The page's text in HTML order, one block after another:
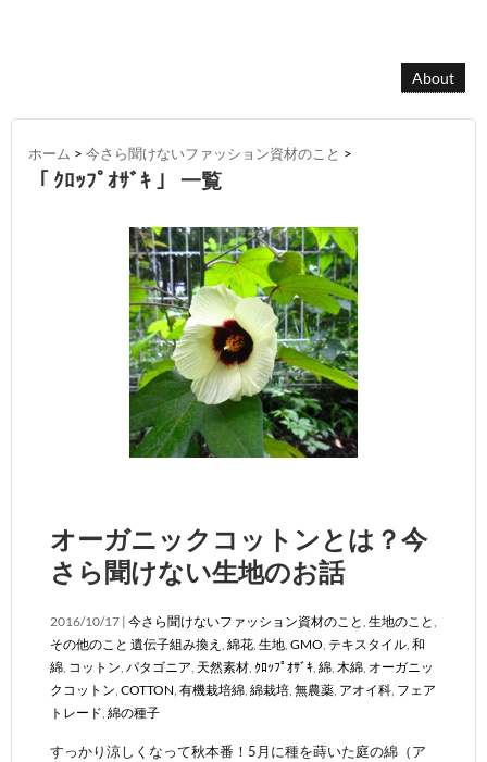
About
ホーム > 今さら聞けないファッション資材のこと >
「 ｸﾛｯﾌﾟｵｻﾞｷ 」 一覧
オーガニックコットンとは？今
さら聞けない生地のお話
2016/10/17 | 今さら聞けないファッション資材のこと, 生地のこと,
その他のこと 遺伝子組み換え , 綿花, 生地, GMO, テキスタイル, 和
綿, コットン, パタゴニア, 天然素材, ｸﾛｯﾌﾟｵｻﾞｷ, 綿, 木綿, オーガニッ
クコットン, COTTON, 有機栽培綿, 綿栽培, 無農薬, アオイ科, フェア
トレード, 綿の種子
すっかり涼しくなって秋本番！5月に種を蒔いた庭の綿（ア